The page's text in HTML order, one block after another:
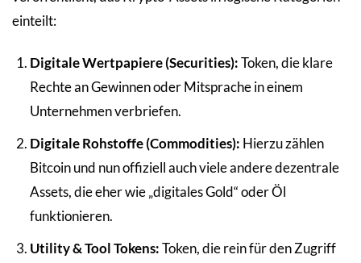
einteilt:
Digitale Wertpapiere (Securities):Token, die klare
Rechte an Gewinnen oder Mitsprache in einem
Unternehmen verbriefen.
Digitale Rohstoffe (Commodities): Hierzu zählen
Bitcoin und nun offiziell auch viele andere dezentrale
Assets, die eher wie „digitales Gold“ oder Öl
funktionieren.
Utility & Tool Tokens:Token, die rein für den Zugriff